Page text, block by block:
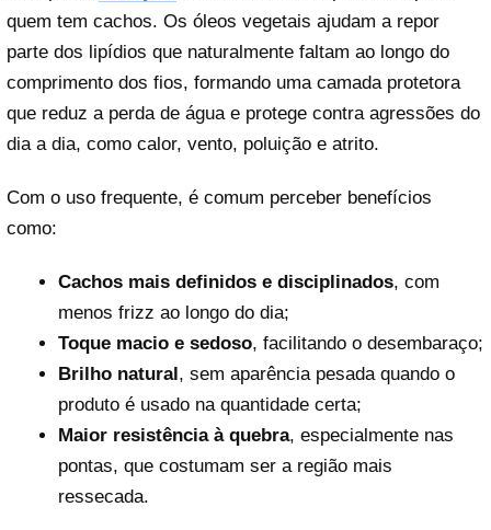
quem tem cachos. Os óleos vegetais ajudam a repor
parte dos lipídios que naturalmente faltam ao longo do
comprimento dos fios, formando uma camada protetora
que reduz a perda de água e protege contra agressões do
dia a dia, como calor, vento, poluição e atrito.
Com o uso frequente, é comum perceber benefícios
como:
Cachos mais definidos e disciplinados, com
menos frizz ao longo do dia;
Toque macio e sedoso, facilitando o desembaraço;
Brilho natural , sem aparência pesada quando o
produto é usado na quantidade certa;
Maior resistência à quebra, especialmente nas
pontas, que costumam ser a região mais
ressecada.